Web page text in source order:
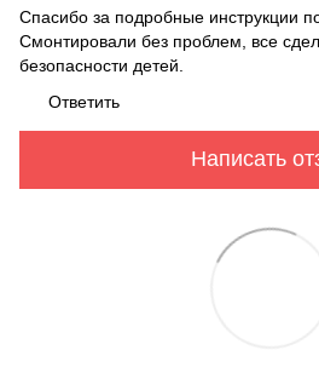
Спасибо за подробные инструкции по
Смонтировали без проблем, все
безопасности детей.
Ответить
Написать